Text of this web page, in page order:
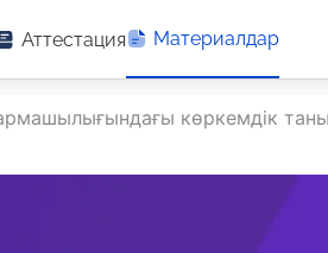
Аттестация Материалдар
көркемдік